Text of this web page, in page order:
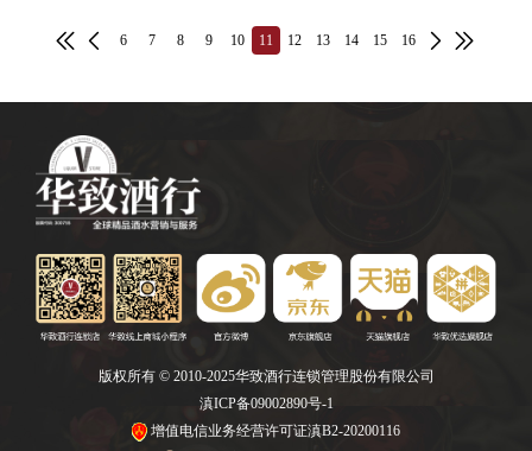
6 7 8 9 10 11 12 13 14 15 16
版权所有 © 2010-2025华致酒行连锁管理股份有限公司
滇ICP备09002890号-1
增值电信业务经营许可证滇B2-20200116